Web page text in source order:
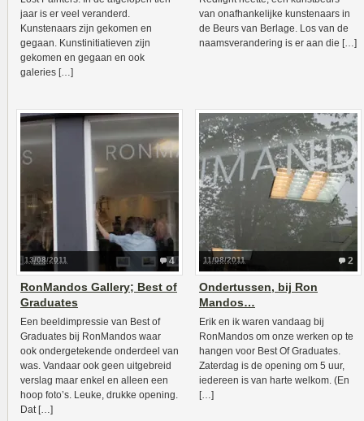
jaar is er veel veranderd.
Kunstenaars zijn gekomen en
gegaan. Kunstinitiatieven zijn
gekomen en gegaan en ook
galeries […]
van onafhankelijke kunstenaars in
de Beurs van Berlage. Los van de
naamsverandering is er aan die […]
4
13/08/2011
RonMandos Gallery; Best of
Graduates
Een beeldimpressie van Best of
Graduates bij RonMandos waar
ook ondergetekende onderdeel van
was. Vandaar ook geen uitgebreid
verslag maar enkel en alleen een
hoop foto’s. Leuke, drukke opening.
Dat […]
2
11/08/2011
Ondertussen, bij Ron
Mandos…
Erik en ik waren vandaag bij
RonMandos om onze werken op te
hangen voor Best Of Graduates.
Zaterdag is de opening om 5 uur,
iedereen is van harte welkom. (En
[…]